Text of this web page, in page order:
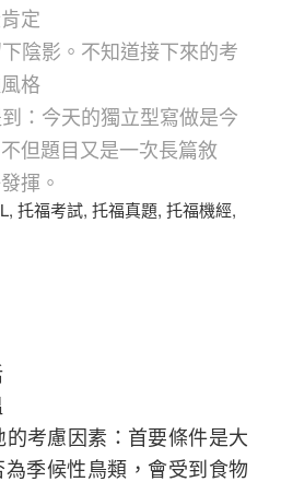
定
影。不知道接下來的考
格
：今天的獨立型寫做是今
但題目又是一次長篇敘
揮。
的考慮因素：首要條件是大
季候性鳥類，會受到食物